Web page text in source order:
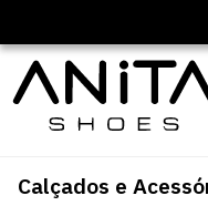
Calçados e